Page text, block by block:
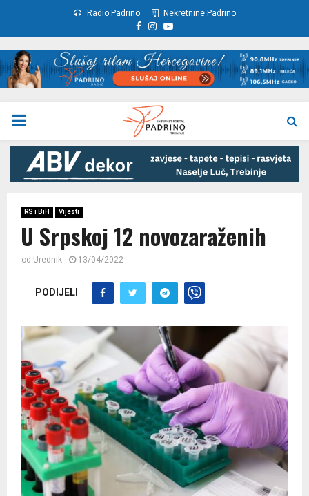
Radio Padrino Nekretnine Padrino
Facebook
Instagram
Youtube
PRIMARY
MENU
RS i BiH Vijesti
U Srpskoj 12 novozaraženih
od Urednik 13/04/2022
PODIJELI